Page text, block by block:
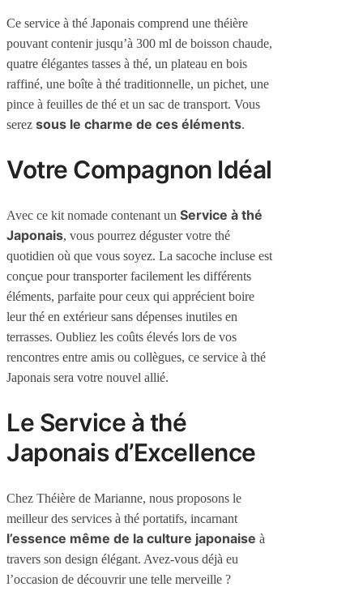
Ce service à thé Japonais comprend une théière
pouvant contenir jusqu’à 300 ml de boisson chaude,
quatre élégantes tasses à thé, un plateau en bois
raffiné, une boîte à thé traditionnelle, un pichet, une
pince à feuilles de thé et un sac de transport. Vous
serez sous le charme de ces éléments.
Votre Compagnon Idéal
Avec ce kit nomade contenant un Service à thé
Japonais, vous pourrez déguster votre thé
quotidien où que vous soyez. La sacoche incluse est
conçue pour transporter facilement les différents
éléments, parfaite pour ceux qui apprécient boire
leur thé en extérieur sans dépenses inutiles en
terrasses. Oubliez les coûts élevés lors de vos
rencontres entre amis ou collègues, ce service à thé
Japonais sera votre nouvel allié.
Le Service à thé
Japonais d’Excellence
Chez Théière de Marianne, nous proposons le
meilleur des services à thé portatifs, incarnant
l’essence même de la culture japonaise à
travers son design élégant. Avez-vous déjà eu
l’occasion de découvrir une telle merveille ?